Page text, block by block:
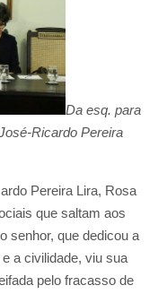
Da esq. para
Ricardo Pereira
Pereira Lira, Rosa
que saltam aos
senhor, que dedicou a
a civilidade, viu sua
pelo fracasso de